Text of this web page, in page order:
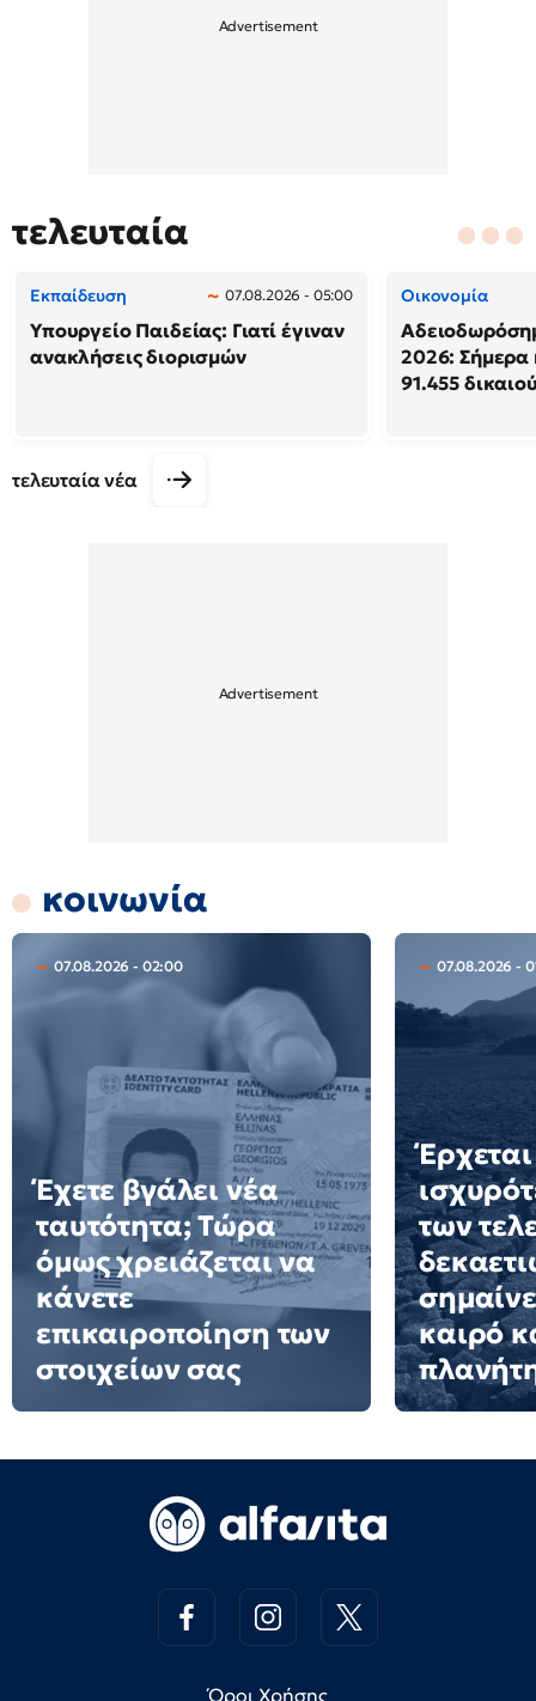
τελευταία
Εκπαίδευση 07.08.2026 - 05:00
Υπουργείο Παιδείας: Γιατί έγιναν
ανακλήσεις διορισμών
Οικονομία
2026: Σήμερα
91.455
τελευταία νέα
κοινωνία
07.08.2026 - 02:00
Έχετε βγάλει νέα
ταυτότητα; Τώρα
όμως χρειάζεται να
κάνετε
επικαιροποίηση των
στοιχείων σας
07.08.2026 -
των
καιρό
Όροι Χρήσης